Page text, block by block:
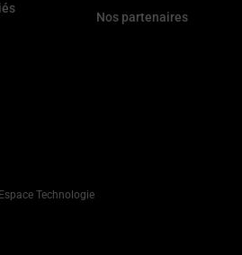
Nos partenaires
Technologie